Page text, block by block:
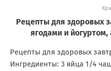
Рецепты для здоровых
ягодами и
Рецепты для здоровых
Ингредиенты: 3 яйца 1/4